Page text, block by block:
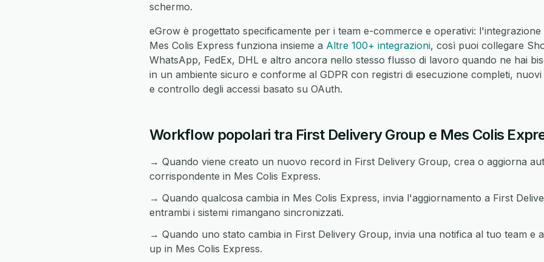
schermo.
eGrow è progettato specificamente per i team e-commerce e operativi:
Mes Colis Express funziona insieme a Altre 100+ integrazioni, così puoi collegare
WhatsApp, FedEx, DHL e altro ancora nello stesso flusso di lavoro quando ne hai
in un ambiente sicuro e conforme al GDPR con registri di esecuzione completi,
e controllo degli accessi basato su OAuth.
Workflow popolari tra First Delivery Group e Mes Colis
→ Quando viene creato un nuovo record in First Delivery Group, crea o aggiorna
corrispondente in Mes Colis Express.
→ Quando qualcosa cambia in Mes Colis Express, invia l'aggiornamento a First
entrambi i sistemi rimangano sincronizzati.
→ Quando uno stato cambia in First Delivery Group, invia una notifica al tuo team e
up in Mes Colis Express.